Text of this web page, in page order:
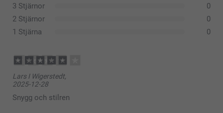
Cocktailglas (set med 2)
Höga drinkglas (set med 2)
3 Stjärnor
0
2 Stjärnor
0
1 Stjärna
0
Lars I Wigerstedt,
2025-12-28
Snygg och stilren